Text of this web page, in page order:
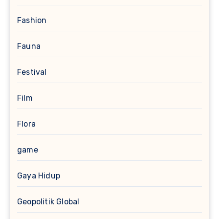
Fashion
Fauna
Festival
Film
Flora
game
Gaya Hidup
Geopolitik Global